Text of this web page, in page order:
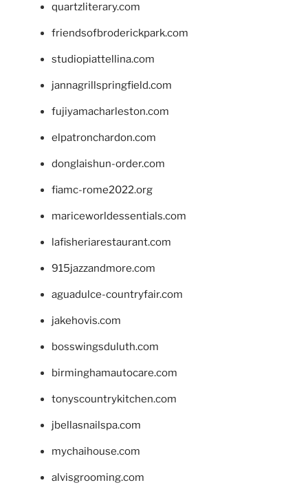
quartzliterary.com
friendsofbroderickpark.com
studiopiattellina.com
jannagrillspringfield.com
fujiyamacharleston.com
elpatronchardon.com
donglaishun-order.com
fiamc-rome2022.org
mariceworldessentials.com
lafisheriarestaurant.com
915jazzandmore.com
aguadulce-countryfair.com
jakehovis.com
bosswingsduluth.com
birminghamautocare.com
tonyscountrykitchen.com
jbellasnailspa.com
mychaihouse.com
alvisgrooming.com